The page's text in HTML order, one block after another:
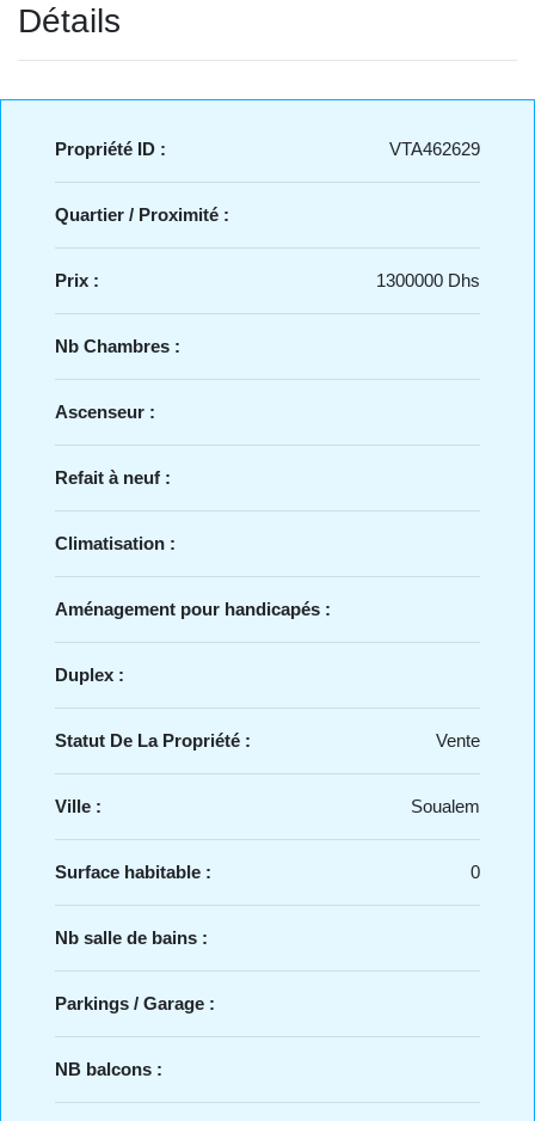
Détails
Propriété ID : VTA462629
Quartier / Proximité :
Prix : 1300000 Dhs
Nb Chambres :
Ascenseur :
Refait à neuf :
Climatisation :
Aménagement pour handicapés :
Duplex :
Statut De La Propriété : Vente
Ville : Soualem
Surface habitable : 0
Nb salle de bains :
Parkings / Garage :
NB balcons :